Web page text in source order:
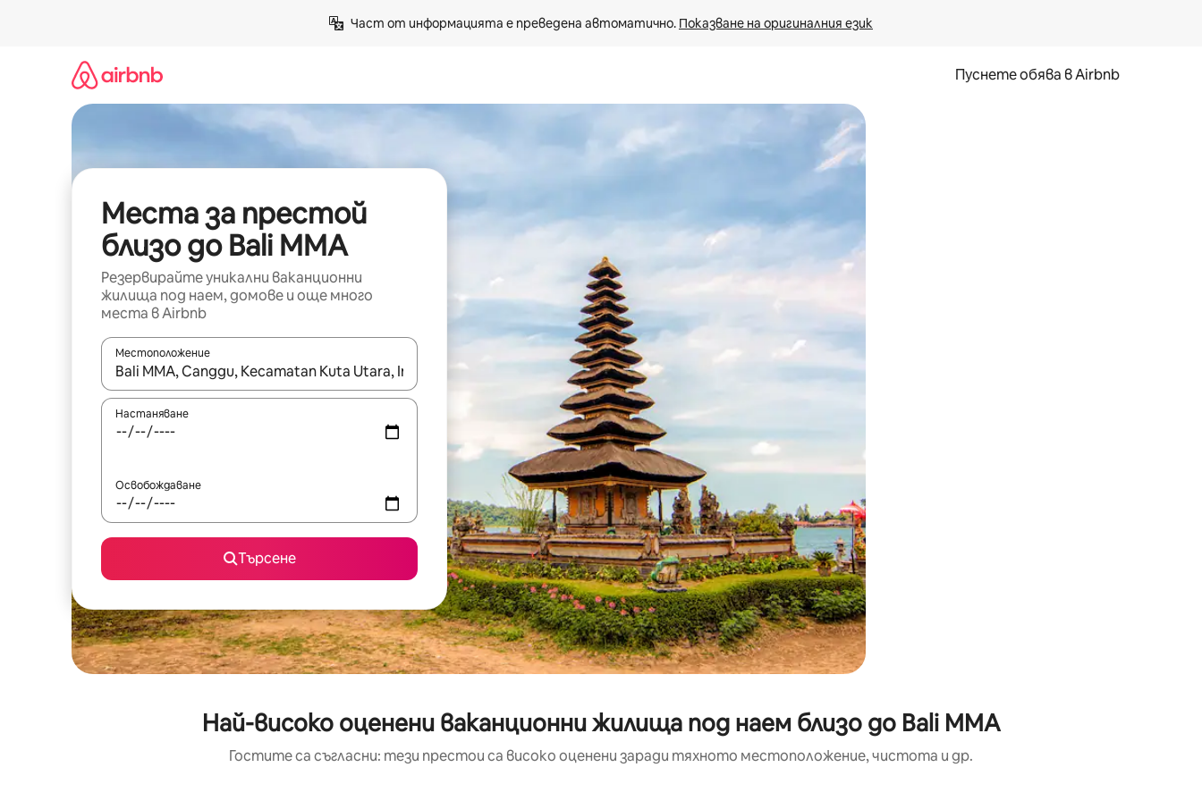
Част от информацията е преведена автоматично. Показване на оригиналния език
Пуснете обява в Airbnb
Места за престой
близо до Bali MMA
Резервирайте уникални ваканционни
жилища под наем, домове и още много
места в Airbnb
Местоположение
Когато резултатите се покажат, използвайте клавишите със стрелки нагоре и надолу или навигирайте с докосване или плъзгане.
Настаняване
Освобождаване
Търсене
Най-високо оценени ваканционни жилища под наем близо до Bali MMA
Гостите са съгласни: тези престои са високо оценени заради тяхното местоположение, чистота и др.